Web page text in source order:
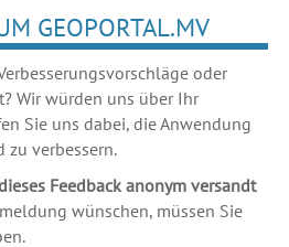
GEOPORTAL.MV
oder
Wir würden uns über Ihr
Sie uns dabei, die Anwendung
verbessern.
Feedback anonym versandt
wünschen, müssen Sie